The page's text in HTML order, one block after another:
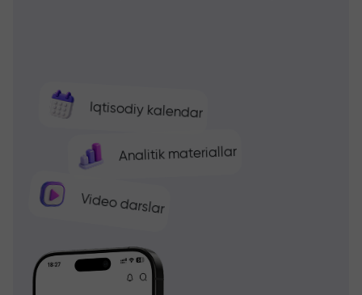
Iqtisodiy kalendar
Analitik materiallar
Video darslar